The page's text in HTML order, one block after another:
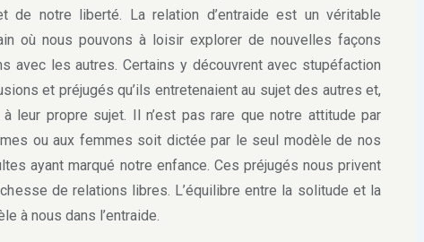
de notre liberté. La relation d’entraide est un véritable
où nous pouvons à loisir explorer de nouvelles façons
avec les autres. Certains y découvrent avec stupéfaction
et préjugés qu’ils entretenaient au sujet des autres et,
à leur propre sujet. Il n’est pas rare que notre attitude par
ou aux femmes soit dictée par le seul modèle de nos
ayant marqué notre enfance. Ces préjugés nous privent
de relations libres. L’équilibre entre la solitude et la
à nous dans l’entraide.